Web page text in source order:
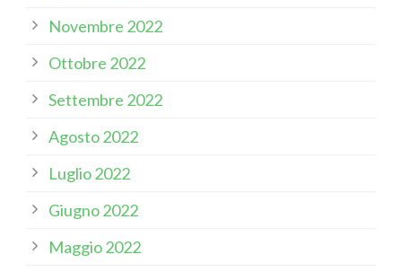
Novembre 2022
Ottobre 2022
Settembre 2022
Agosto 2022
Luglio 2022
Giugno 2022
Maggio 2022